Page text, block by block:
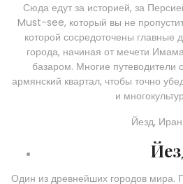
Сюда едут за историей, за
Must-see, который вы не
которой сосредоточены главные
города, начиная от мечети
базаром. Многие путеводители
армянский квартал, чтобы точно
и
Йезд, Иран
Один из древнейших городов мира.